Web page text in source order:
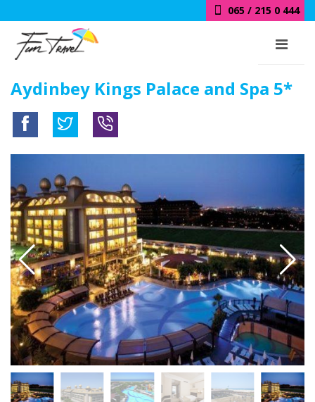
065 / 215 0 444
Aydinbey Kings Palace and Spa 5*